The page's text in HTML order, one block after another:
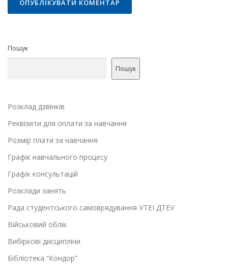
Пошук
Пошук
Розклад дзвінків
Реквізити для оплати за навчання
Розмір плати за навчання
Графік навчального процесу
Графік консультацій
Розклади занять
Рада студентського самоврядування УТЕІ ДТЕУ
Військовий облік
Вибіркові дисципліни
Бібліотека “Кондор”